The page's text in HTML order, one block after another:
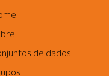
de dados